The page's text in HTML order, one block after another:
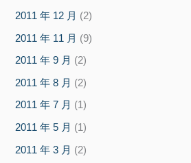
2011 年 12 月 (2)
2011 年 11 月 (9)
2011 年 9 月 (2)
2011 年 8 月 (2)
2011 年 7 月 (1)
2011 年 5 月 (1)
2011 年 3 月 (2)